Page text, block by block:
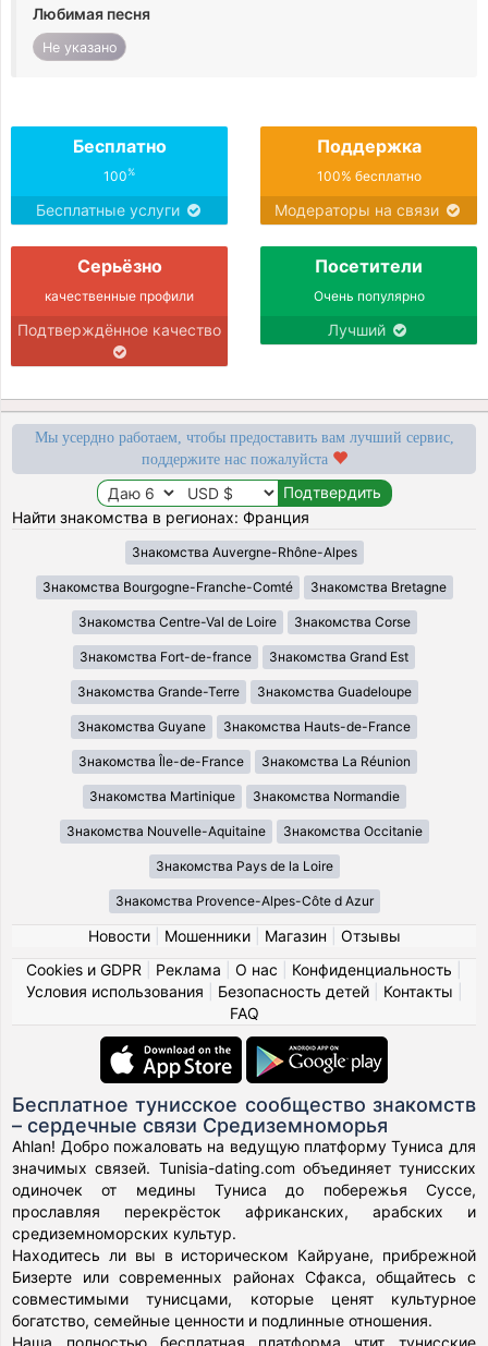
Любимая песня
Не указано
Бесплатно
100%
Бесплатные услуги
Поддержка
100% бесплатно
Модераторы на связи
Серьёзно
качественные профили
Подтверждённое качество
Посетители
Очень популярно
Лучший
Мы усердно работаем, чтобы предоставить вам лучший сервис,
поддержите нас пожалуйста
Найти знакомства в регионах: Франция
Знакомства Auvergne-Rhône-Alpes
Знакомства Bourgogne-Franche-Comté Знакомства Bretagne
Знакомства Centre-Val de Loire Знакомства Corse
Знакомства Fort-de-france Знакомства Grand Est
Знакомства Grande-Terre Знакомства Guadeloupe
Знакомства Guyane Знакомства Hauts-de-France
Знакомства Île-de-France Знакомства La Réunion
Знакомства Martinique Знакомства Normandie
Знакомства Nouvelle-Aquitaine Знакомства Occitanie
Знакомства Pays de la Loire
Знакомства Provence-Alpes-Côte d Azur
Новости| Мошенники| Магазин
Отзывы
Cookies и GDPR
Реклама О нас Конфиденциальность
Условия использования
Безопасность детей| Контакты
FAQ
Бесплатное тунисское сообщество знакомств
– сердечные связи Средиземноморья
Ahlan! Добро пожаловать на ведущую платформу Туниса для
значимых связей. Tunisia-dating.com объединяет тунисских
одиночек от медины Туниса до побережья Суссе,
прославляя перекрёсток африканских, арабских и
средиземноморских культур.
Находитесь ли вы в историческом Кайруане, прибрежной
Бизерте или современных районах Сфакса, общайтесь с
совместимыми тунисцами, которые ценят культурное
богатство, семейные ценности и подлинные отношения.
Наша полностью бесплатная платформа чтит тунисские